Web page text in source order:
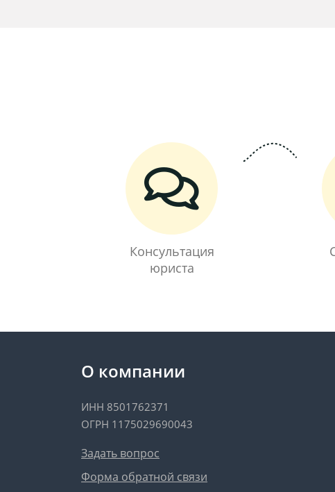
Консультация
юриста
О компании
ИНН 8501762371
ОГРН 1175029690043
Задать вопрос
Форма обратной связи